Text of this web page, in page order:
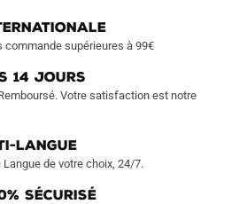
page
commande supérieures à 99€
14 JOURS
Votre satisfaction est notre
LANGUE
de votre choix, 24/7.
Sécurisé